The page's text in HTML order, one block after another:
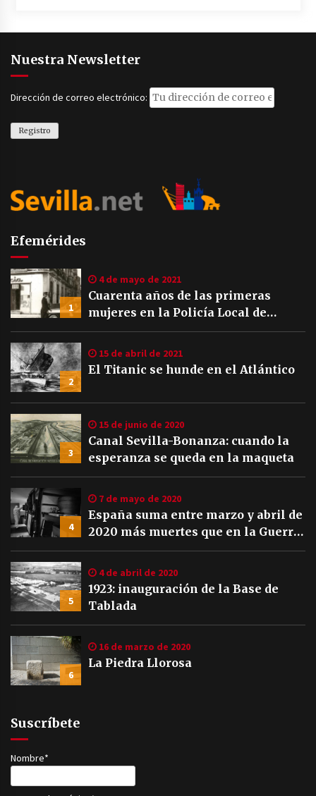
Nuestra Newsletter
Dirección de correo electrónico:
Efemérides
1
4 de mayo de 2021
Cuarenta años de las primeras
mujeres en la Policía Local de
Sevilla
2
15 de abril de 2021
El Titanic se hunde en el Atlántico
3
15 de junio de 2020
Canal Sevilla-Bonanza: cuando la
esperanza se queda en la maqueta
4
7 de mayo de 2020
España suma entre marzo y abril de
2020 más muertes que en la Guerra
Civil
5
4 de abril de 2020
1923: inauguración de la Base de
Tablada
6
16 de marzo de 2020
La Piedra Llorosa
Suscríbete
Nombre*